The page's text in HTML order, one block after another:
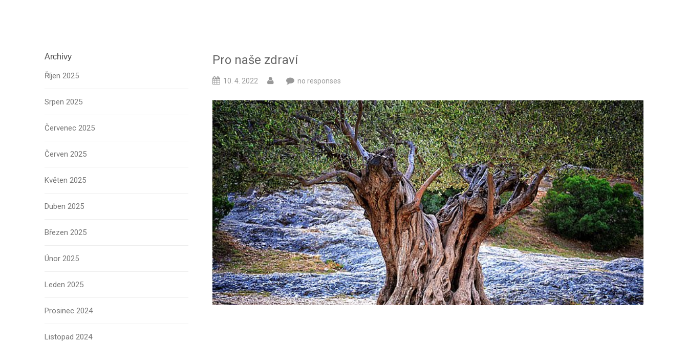
Archivy
Říjen 2025
Srpen 2025
Červenec 2025
Červen 2025
Květen 2025
Duben 2025
Březen 2025
Únor 2025
Leden 2025
Prosinec 2024
Listopad 2024
Pro naše zdraví
10. 4. 2022 no responses